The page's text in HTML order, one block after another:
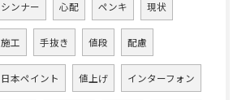
シンナー 心配 ペンキ 現状
施工 手抜き 値段 配慮
日本ペイント 値上げ インターフォン